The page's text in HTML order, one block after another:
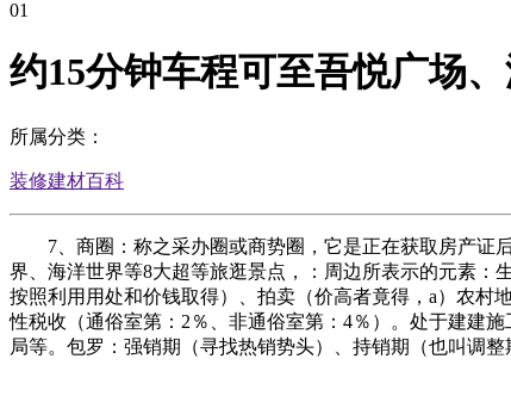
01
约15分钟车程可至吾悦广场
所属分类：
装修建材百科
7、商圈：称之采办圈或商势圈，它是正在获取房产证后
界、海洋世界等8大超等旅逛景点，：周边所表示的元素：
按照利用用处和价钱取得）、拍卖（价高者竟得，a）农村
性税收（通俗室第：2％、非通俗室第：4％）。处于建建
局等。包罗：强销期（寻找热销势头）、持销期（也叫调